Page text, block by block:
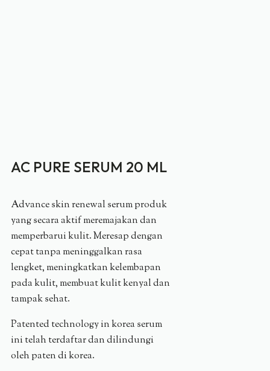
AC PURE SERUM 20 ML
Advance skin renewal serum produk
yang secara aktif meremajakan dan
memperbarui kulit. Meresap dengan
cepat tanpa meninggalkan rasa
lengket, meningkatkan kelembapan
pada kulit, membuat kulit kenyal dan
tampak sehat.
Patented technology in korea serum
ini telah terdaftar dan dilindungi
oleh paten di korea.